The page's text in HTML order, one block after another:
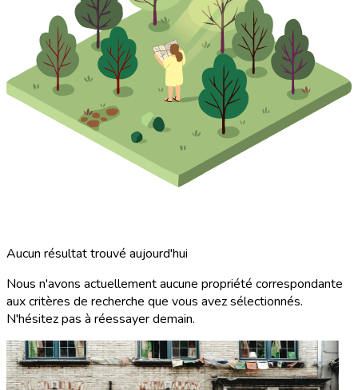
Aucun résultat trouvé aujourd'hui
Nous n'avons actuellement aucune propriété correspondante
aux critères de recherche que vous avez sélectionnés.
N'hésitez pas à réessayer demain.